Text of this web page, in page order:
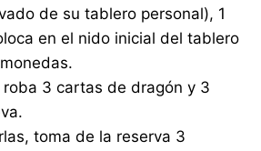
de su tablero personal), 1
en el nido inicial del tablero
roba 3 cartas de dragón y 3
toma de la reserva 3